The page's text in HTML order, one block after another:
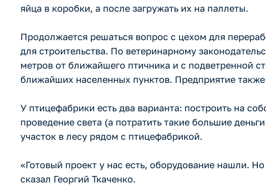
яйца в коробки, а после загружать их на паллеты.
Продолжается решаться вопрос с цехом для
для строительства. По ветеринарному
метров от ближайшего птичника и с подветренной
ближайших населенных пунктов. Предприятие
У птицефабрики есть два варианта: построить на
проведение света (а потратить такие большие
участок в лесу рядом с птицефабрикой.
«Готовый проект у нас есть, оборудование нашли.
сказал Георгий Ткаченко.